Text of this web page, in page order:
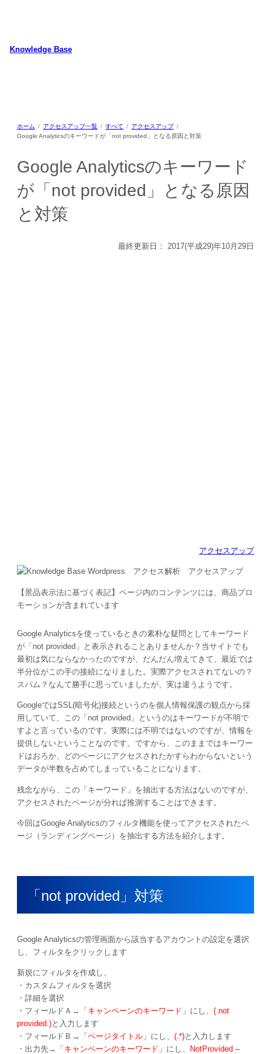
スKnowledge Base
ホーム アクセスアップ一覧 すべて
アクセスアップ
Google Analyticsのキーワードが「not provided」となる原因と対策
Google Analyticsのキーワード
が「not provided」となる原因
と対策
最終更新日： 2017(平成29)年10月29日
アクセスアップ
【景品表示法に基づく表記】ページ内のコンテンツには、商品プロ
モーションが含まれています
Google Analyticsを使っているときの素朴な疑問としてキーワード
が「not provided」と表示されることありませんか？当サイトでも
最初は気にならなかったのですが、だんだん増えてきて、最近では
半分位がこの手の接続になりました。実際アクセスされてないの？
スパム？なんて勝手に思っていましたが、実は違うようです。
GoogleではSSL(暗号化)接続というのを個人情報保護の観点から採
用していて、この「not provided」というのはキーワードが不明で
すよと言っているのです。実際には不明ではないのですが、情報を
提供しないということなのです。ですから、このままではキーワー
ドはおろか、どのページにアクセスされたかすらわからないという
データが半数を占めてしまっていることになります。
残念ながら、この「キーワード」を抽出する方法はないのですが、
アクセスされたページが分れば推測することはできます。
今回はGoogle Analyticsのフィルタ機能を使ってアクセスされたペ
ージ（ランディングページ）を抽出する方法を紹介します。
「not provided」対策
Google Analyticsの管理画面から該当するアカウントの設定を選択
し、フィルタをクリックします
新規にフィルタを作成し、
・カスタムフィルタを選択
・詳細を選択
・フィールドＡ→「 キャンペーンのキーワード 」にし、 (.not
provided.)と入力します
・フィールドＢ→「 ページタイトル 」にし、 (.*)と入力します
・出力先→「 キャンペーンのキーワード 」にし、
NotProvided –